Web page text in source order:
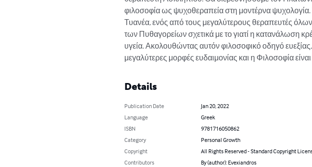
φιλοσοφία ως ψυχοθεραπεία στη μοντέρνα
Τυανέα, ενός από τους μεγαλύτερους θεραπευτές
των Πυθαγορείων σχετικά με το γιατί η κατανάλωση
υγεία. Ακολουθώντας αυτόν φιλοσοφικό οδηγό
μεγαλύτερες μορφές ευδαιμονίας και η Φιλοσοφία
Details
Publication Date
Jan 20, 2022
Language
Greek
ISBN
9781716050862
Category
Personal Growth
Copyright
All Rights Reserved - Standard Copyright
Contributors
By (author): Evexiandros